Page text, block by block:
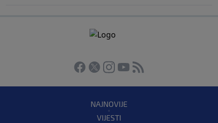
NAJNOVIJE
VIJESTI